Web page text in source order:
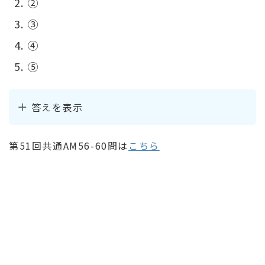
③
④
⑤
答えを表示
第51回共通AM56-60問は こちら